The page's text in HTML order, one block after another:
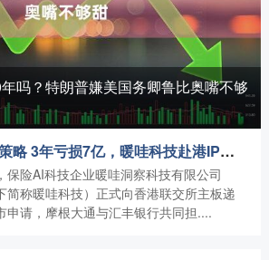
吗？特朗普嫌美国务卿鲁比奥嘴不够
金牛策略 3年亏损7亿，暖哇科技赴港IPO能否破解困局？
保险AI科技企业暖哇洞察科技有限公司
简称暖哇科技）正式向香港联交所主板递
申请，摩根大通与汇丰银行共同担....